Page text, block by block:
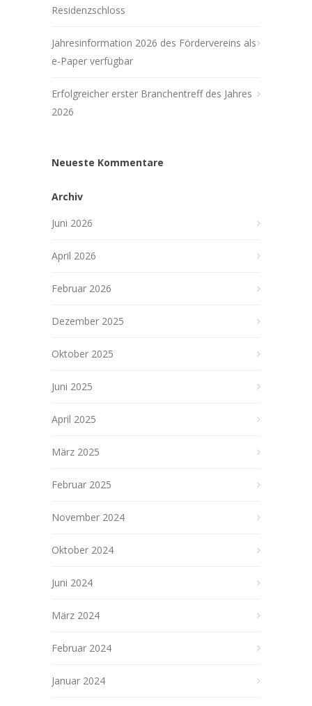
Residenzschloss
Jahresinformation 2026 des Fördervereins als
e-Paper verfügbar
Erfolgreicher erster Branchentreff des Jahres
2026
Neueste Kommentare
Archiv
Juni 2026
April 2026
Februar 2026
Dezember 2025
Oktober 2025
Juni 2025
April 2025
März 2025
Februar 2025
November 2024
Oktober 2024
Juni 2024
März 2024
Februar 2024
Januar 2024